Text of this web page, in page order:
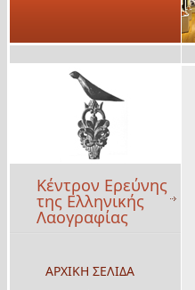
Κέντρον Ερεύνης
της Ελληνικής
Λαογραφίας
ΑΡΧΙΚΗ ΣΕΛΙΔΑ